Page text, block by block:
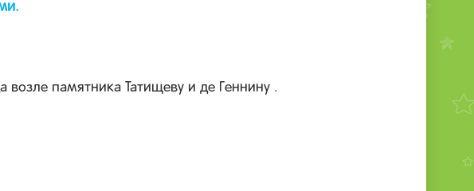
возле памятника Татищеву и де Геннину .